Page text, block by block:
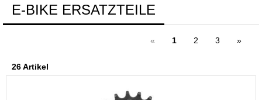
E-BIKE ERSATZTEILE
« 1 2 3 »
26 Artikel